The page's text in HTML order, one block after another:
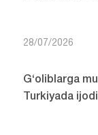
28/07/2026
G‘oliblarga
Turkiyada